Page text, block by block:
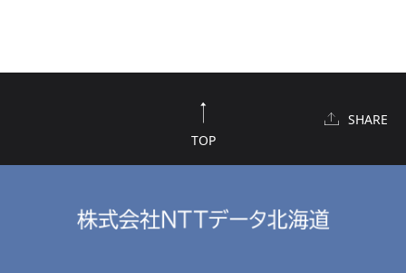
TOP
SHARE